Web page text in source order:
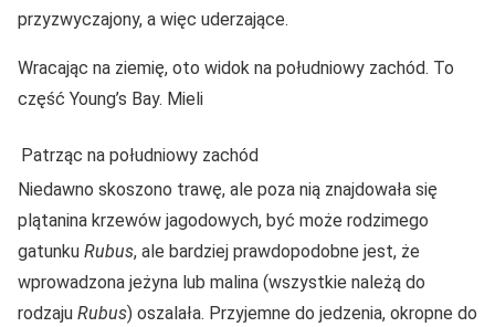
przyzwyczajony, a więc uderzające.
Wracając na ziemię, oto widok na południowy zachód. To
część Young’s Bay. Mieli
Patrząc na południowy zachód
Niedawno skoszono trawę, ale poza nią znajdowała się
plątanina krzewów jagodowych, być może rodzimego
gatunku Rubus, ale bardziej prawdopodobne jest, że
wprowadzona jeżyna lub malina (wszystkie należą do
rodzaju Rubus) oszalała. Przyjemne do jedzenia, okropne do